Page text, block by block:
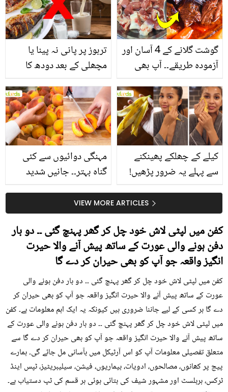
تربوز پر پانی نہ پینا یا
مچھلی کے بعد دودھ کا
سے متعلق غلط فہمیوں کی
حقیقت کیا ہے اور افواہ
کیا؟
گوشت گلانے کے 4 آسان اور
آزمودہ طریقے۔۔ آپ بھی
بتائے راز
مہنگی دوائیوں سے کئی
گناہ بہتر۔۔ جانیں شدید
کیوں کھانا چاہیے؟
کیلے کے چھلکے پھینکنے
سے پہلے یہ ضرور پڑھیں!
سستا اور قدرتی حلVIEW MORE ARTICLES
کفن میں لپٹی لاش خود چل کر گھر پہنچ گئی ۔۔ دو بار
دفن ہونے والی عورت کے ساتھ پیش آنے والا حیرت
انگیز واقعہ جو آپ کو بھی حیران کر دے گا
کفن میں لپٹی لاش خود چل کر گھر پہنچ گئی ۔۔ دو بار دفن ہونے والی
عورت کے ساتھ پیش آنے والا حیرت انگیز واقعہ جو آپ کو بھی حیران کر
دے گا ہر کسی کے لیے جاننا ضروری ہیں کیونکہ یہ ایک اہم معلومات ہے۔ کفن
میں لپٹی لاش خود چل کر گھر پہنچ گئی ۔۔ دو بار دفن ہونے والی عورت کے
ساتھ پیش آنے والا حیرت انگیز واقعہ جو آپ کو بھی حیران کر دے گا سے
متعلق تفصیلی معلومات آپ کو اس آرٹیکل میں بآسانی مل جائے گی۔ ہمارے
پیج پر کھانوں، مصالحوں، ادویات، بیماریوں، فیشن، سیلیبریٹیز، ٹپس اینڈ
ٹرکس، ہربلسٹ اور مشہور شیف کی بتائی ہوئی ہر قسم کی ٹپ دستیاب ہے۔